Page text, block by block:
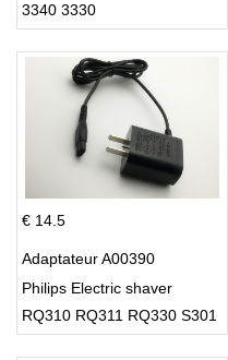
3340 3330
€ 14.5
Adaptateur A00390
Philips Electric shaver
RQ310 RQ311 RQ330 S301